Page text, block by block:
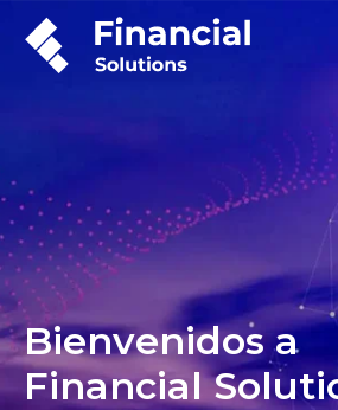
Bienvenidos a
Financial